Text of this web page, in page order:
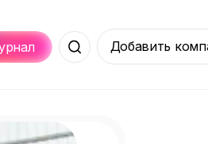
Услуги Покупки
Места Добавить